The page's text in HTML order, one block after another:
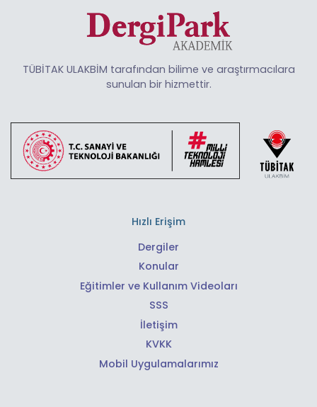
TÜBİTAK ULAKBİM tarafından bilime ve araştırmacılara
sunulan bir hizmettir.
Hızlı Erişim
Dergiler
Konular
Eğitimler ve Kullanım Videoları
SSS
İletişim
KVKK
Mobil Uygulamalarımız